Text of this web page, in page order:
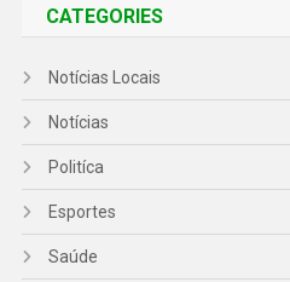
CATEGORIES
Notícias Locais
Notícias
Politíca
Esportes
Saúde